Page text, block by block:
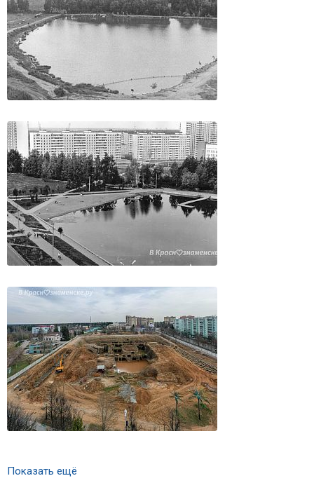
Показать ещё